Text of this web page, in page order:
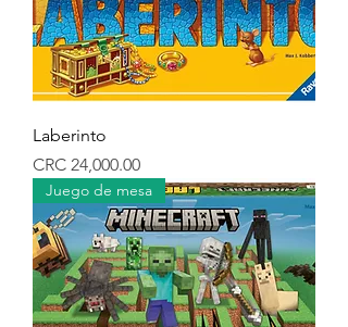
Laberinto
Precio
CRC 24,000.00
Juego de mesa